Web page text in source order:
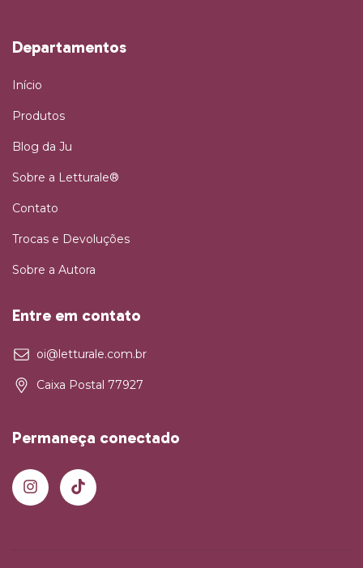
Departamentos
Início
Produtos
Blog da Ju
Sobre a Letturale®
Contato
Trocas e Devoluções
Sobre a Autora
Entre em contato
oi@letturale.com.br
Caixa Postal 77927
Permaneça conectado